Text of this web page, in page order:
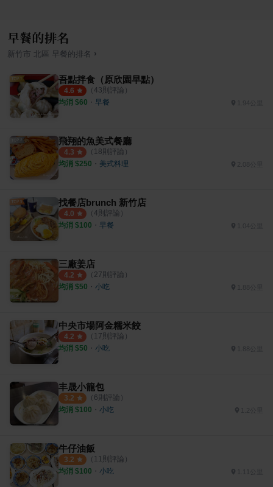
早餐的排名
新竹市 北區 早餐的排名 ›
吾點拌食（原欣園早點）
4.6 （ 43則評論）
均消 $60 ・ 早餐 1.94公里
飛翔的魚美式餐廳
4.3 （ 18則評論）
均消 $250 ・ 美式料理
找餐店brunch 新竹店
4.0 （ 4則評論）
均消 $100 ・ 早餐 1.04公里
三廠姜店
4.2 （ 27則評論）
均消 $50 ・ 小吃
中央市場阿金糯米餃
4.2 （ 17則評論）
均消 $50 ・ 小吃
丰晟小籠包
3.2 （ 6則評論）
均消 $100 ・ 小吃
牛仔油飯
3.2 （ 11則評論）
均消 $100 ・ 小吃